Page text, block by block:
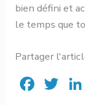
bien défini et
le temps que
Partager
F T